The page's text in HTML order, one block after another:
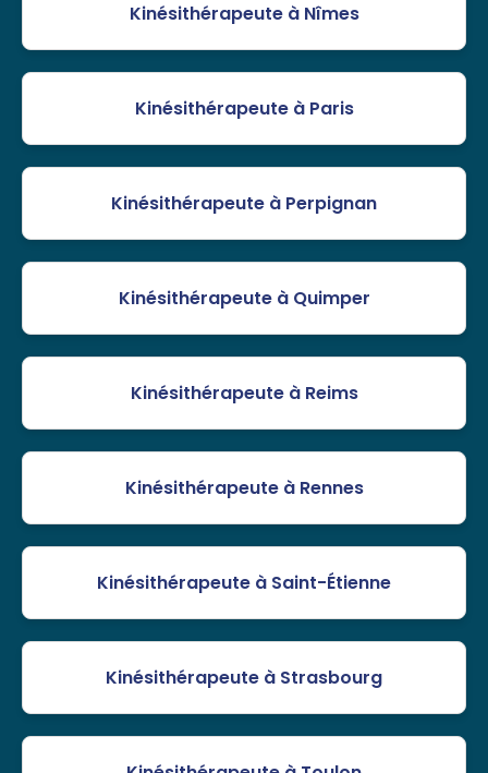
Kinésithérapeute à Nîmes
Kinésithérapeute à Paris
Kinésithérapeute à Perpignan
Kinésithérapeute à Quimper
Kinésithérapeute à Reims
Kinésithérapeute à Rennes
Kinésithérapeute à Saint-Étienne
Kinésithérapeute à Strasbourg